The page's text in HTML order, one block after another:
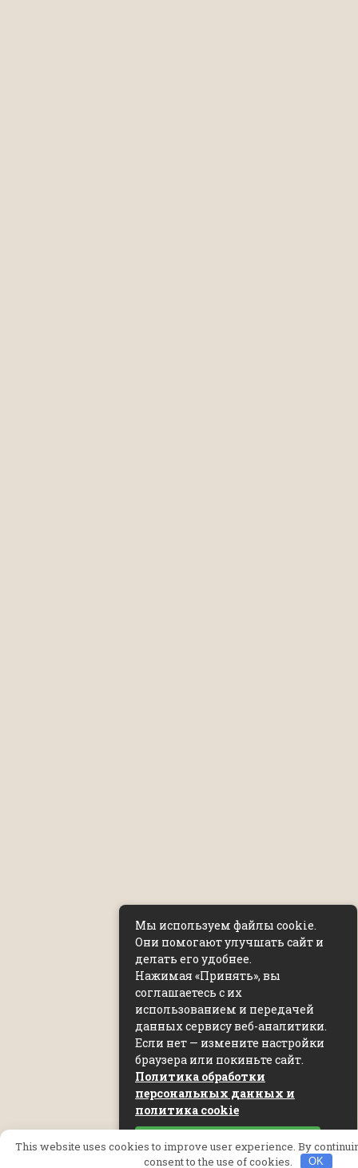
Мы используем файлы cookie.
Они помогают улучшать сайт и
делать его удобнее.
Нажимая «Принять», вы
соглашаетесь с их
использованием и передачей
данных сервису веб-аналитики.
Если нет — измените настройки
браузера или покиньте сайт.
Политика обработки
персональных данных и
политика cookie
This website uses cookies to improve user experience. By
consent to the use of cookies.
OK